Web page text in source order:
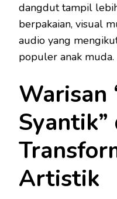
dangdut tampil
berpakaian, visual
audio yang
populer anak muda.
Warisan
Syantik”
Artistik